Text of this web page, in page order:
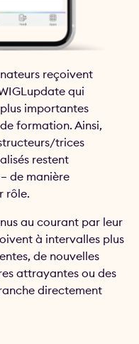
reçoivent
qui
importantes
formation. Ainsi,
trices
restent
de manière
rôle.
au courant par leur
à intervalles plus
de nouvelles
attrayantes ou des
directement